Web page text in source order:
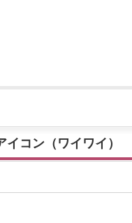
イコン（ワイワイ）